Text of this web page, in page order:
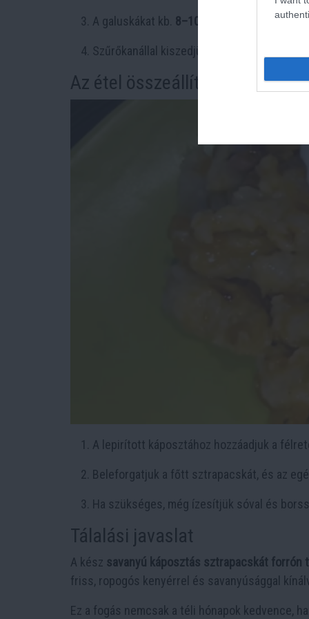
A galuskákat kb. 8–10 percig főzzük , amíg
Szűrőkanállal kiszedjük, hideg vízzel
Az étel összeállítása
A lepirított káposztához hozzáadjuk a
Beleforgatjuk a főtt sztrapacskát, és az
Ha szükséges, még ízesítjük sóval és
Tálalási javaslat
A kész savanyú káposztás sztrapacskát forrón
friss, ropogós kenyérrel és savanyúsággal
Ez a fogás nemcsak a téli hónapok kedvence,